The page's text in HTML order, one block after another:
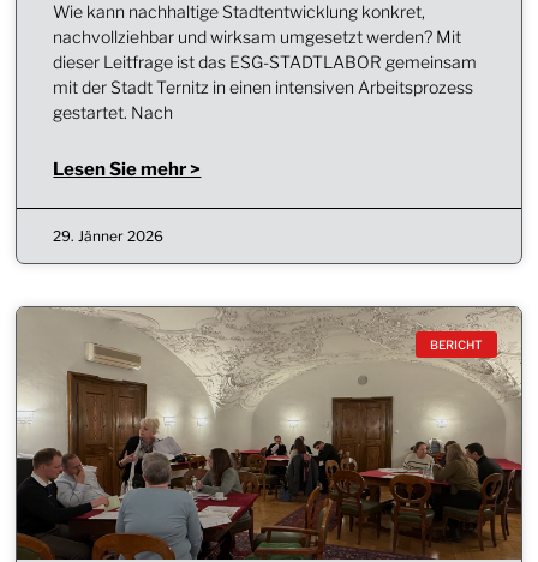
Wie kann nachhaltige Stadtentwicklung konkret,
nachvollziehbar und wirksam umgesetzt werden? Mit
dieser Leitfrage ist das ESG-STADTLABOR gemeinsam
mit der Stadt Ternitz in einen intensiven Arbeitsprozess
gestartet. Nach
Lesen Sie mehr >
29. Jänner 2026
BERICHT